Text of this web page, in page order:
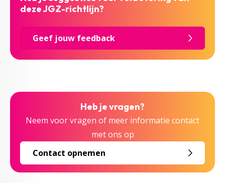
deze JGZ-richtlijn?
Geef jouw feedback
Heb je vragen?
Neem voor vragen of meer informatie contact
met ons op
Contact opnemen